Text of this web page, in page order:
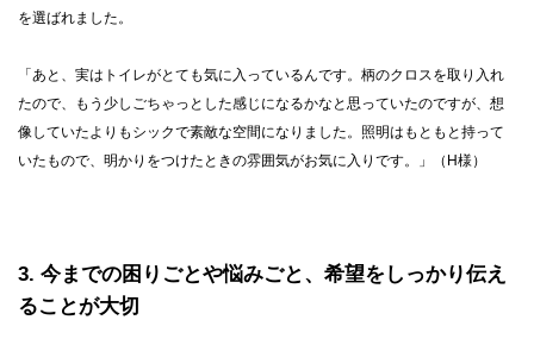
を選ばれました。
「あと、実はトイレがとても気に入っているんです。柄のクロスを取り入れ
たので、もう少しごちゃっとした感じになるかなと思っていたのですが、想
像していたよりもシックで素敵な空間になりました。照明はもともと持って
いたもので、明かりをつけたときの雰囲気がお気に入りです。」（H様）
3 今までの困りごとや悩みごと、希望をしっかり伝え
ることが大切